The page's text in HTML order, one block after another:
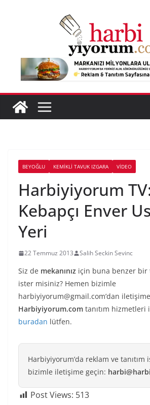
BEYOĞLU KEMIKLI TAVUK IZGARA VIDEO
Harbiyiyorum
Kebapçı Enver
Yeri
22 Temmuz 2013 Salih Seckin Sevinc
Siz de mekanınız için buna benzer bir
ister misiniz? Hemen bizimle
harbiyiyorum@gmail.com’dan
Harbiyiyorum.com tanıtım hizmetleri
buradan lütfen.
Harbiyiyorum’da reklam ve
bizimle iletişime geçin:
Post Views: 513